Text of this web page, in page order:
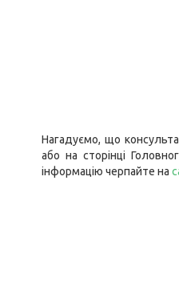
Нагадуємо, що
або на сторінці
інформацію черпайте на